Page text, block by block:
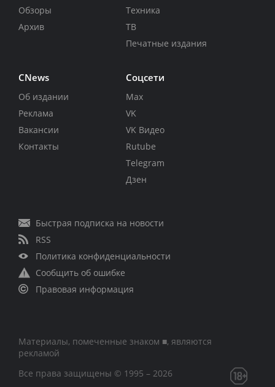
Обзоры
Архив
Техника
ТВ
Печатные издания
CNews
Об издании
Реклама
Вакансии
Контакты
Соцсети
Max
VK
VK Видео
Rutube
Telegram
Дзен
Быстрая подписка на новости
RSS
Политика конфиденциальности
Сообщить об ошибке
Правовая информация
Материалы, помеченные знаком ■, являются
рекламой
Все права защищены © 1995 – 2026